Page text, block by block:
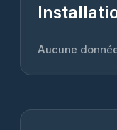
Aucune